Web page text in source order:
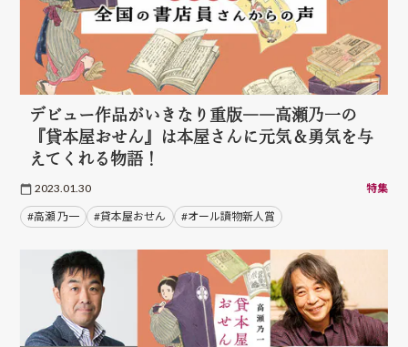
デビュー作品がいきなり重版――高瀬乃一の
『貸本屋おせん』は本屋さんに元気＆勇気を与
えてくれる物語！
2023.01.30 特集
#高瀬 乃一 #貸本屋おせん #オール讀物新人賞